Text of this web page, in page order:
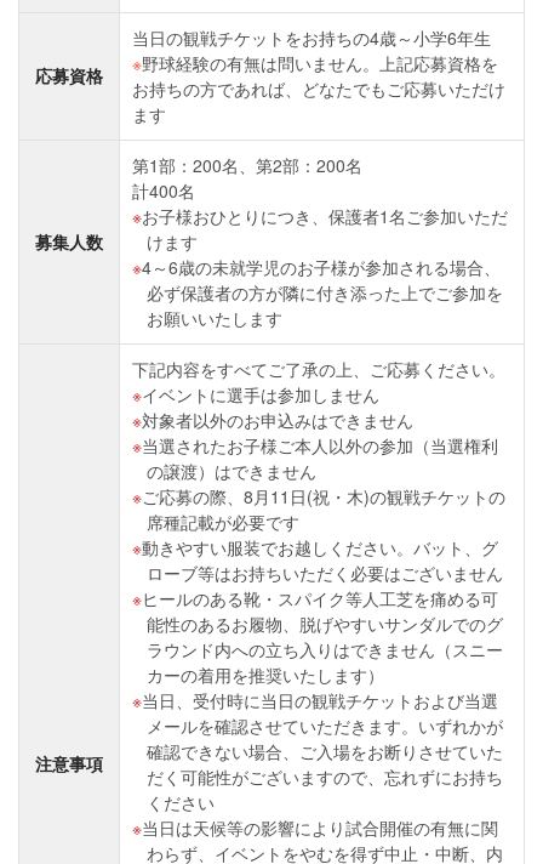
応募資格
当日の観戦チケットをお持ちの4歳～小学6年生
※野球経験の有無は問いません。上記応募資格を
お持ちの方であれば、どなたでもご応募いただけ
ます
募集人数
第1部：200名、第2部：200名
計400名
お子様おひとりにつき、保護者1名ご参加いただ
けます
4～6歳の未就学児のお子様が参加される場合、
必ず保護者の方が隣に付き添った上でご参加を
お願いいたします
注意事項
下記内容をすべてご了承の上、ご応募ください。
イベントに選手は参加しません
対象者以外のお申込みはできません
当選されたお子様ご本人以外の参加（当選権利
の譲渡）はできません
ご応募の際、8月11日(祝・木)の観戦チケットの
席種記載が必要です
動きやすい服装でお越しください。バット、グ
ローブ等はお持ちいただく必要はございません
ヒールのある靴・スパイク等人工芝を痛める可
能性のあるお履物、脱げやすいサンダルでのグ
ラウンド内への立ち入りはできません（スニー
カーの着用を推奨いたします）
当日、受付時に当日の観戦チケットおよび当選
メールを確認させていただきます。いずれかが
確認できない場合、ご入場をお断りさせていた
だく可能性がございますので、忘れずにお持ち
ください
当日は天候等の影響により試合開催の有無に関
わらず、イベントをやむを得ず中止・中断、内